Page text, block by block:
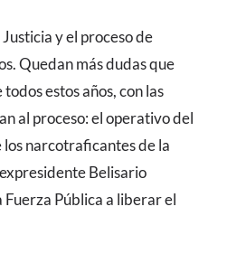
y el proceso de
Quedan más dudas que
estos años, con las
al proceso: el operativo del
narcotraficantes de la
Belisario
Pública a liberar el